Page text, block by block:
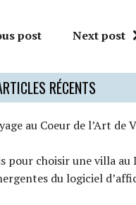
post Next post
RÉCENTS
au Coeur de l’Art de
pour choisir une villa au
du logiciel